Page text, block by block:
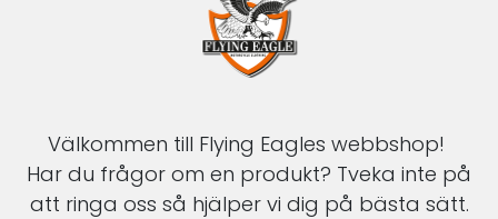
Välkommen till Flying Eagles webbshop!
Har du frågor om en produkt? Tveka inte på
att ringa oss så hjälper vi dig på bästa sätt.